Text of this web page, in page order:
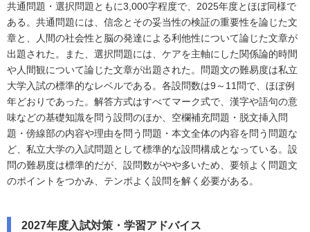
共通問題・選択問題ともに3,000字程度で、2025年度とほぼ同様で
ある。共通問題には、信念とその妥当性の検証の重要性を論じた文
章と、人間の社会性と脳の発達による利他性について論じた文章が
出題された。また、選択問題には、ケアを主軸にした関係論的時間
や人間観について論じた文章が出題された。問題文の難易度は私立
大学入試の標準的なレベルである。各設問数は9～11問で、ほぼ例
年どおりであった。解答方式はすべてマーク式で、漢字や語句の意
味などの基礎知識を問う設問のほか、空欄補充問題・脱文挿入問
題・傍線部の内容や理由を問う問題・本文全体の内容を問う問題な
ど、私立大学の入試問題として標準的な設問構成となっている。設
問の難易度は標準的だが、設問数がやや多いため、要領よく問題文
のポイントをつかみ、テンポよく設問を解く必要がある。
2027年度入試対策・学習アドバイス